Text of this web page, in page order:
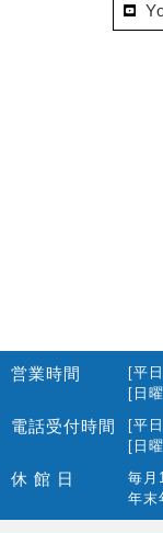
2022.11(16)
2022.01(10)
2021.12(12)
2021.10(22)
2021.09(10)
営業時間
[平
[日
電話受付時間
[平
[日
休 館 日
毎月
年末